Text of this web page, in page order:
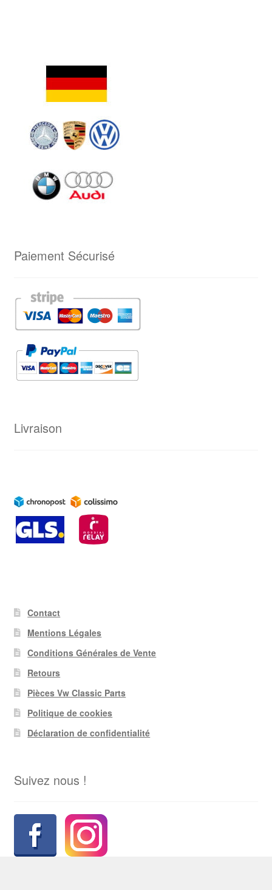
Paiement Sécurisé
Livraison
Contact
Mentions Légales
Conditions Générales de Vente
Retours
Pièces Vw Classic Parts
Politique de cookies
Déclaration de confidentialité
Suivez nous !